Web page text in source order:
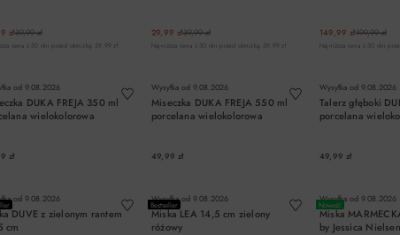
zł39,99 zł
cena z 30 dni przed obniżką: 39,99 zł
29,99 zł39,99 zł
Najniższa cena z 30 dni przed obniżką: 39,99 zł
149,99 zł199,99 zł
Najniższa cena z 30 dni
od 9.08.2026
DUKA FREJA 350 ml
wielokolorowa
zł
Wysyłka od 9.08.2026
Miseczka DUKA FREJA 550 ml
porcelana wielokolorowa
49,99 zł
Wysyłka od 9.08.2026
Talerz głęboki
porcelana
49,99 zł
od 9.08.2026
DUVE z zielonym rantem
cm
Bestseller
Wysyłka od 9.08.2026
Miska LEA 14,5 cm zielony
różowy
Nowość
Wysyłka od 9.08.2026
Miska
by Jessica Nielsen